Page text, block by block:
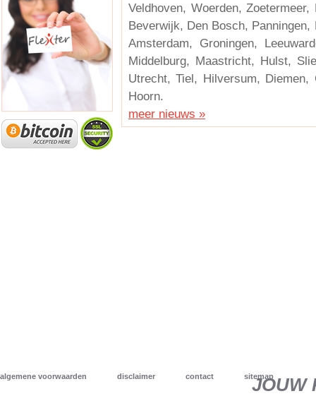
Veldhoven, Woerden,
Beverwijk, Den Bosch,
Amsterdam, Groningen,
Middelburg, Maastricht, Hulst,
Utrecht, Tiel, Hilversum,
Hoorn.
meer nieuws »
algemene voorwaarden disclaimer contact sitemap
JOUW